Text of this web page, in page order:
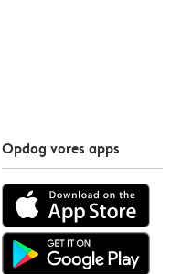
Opdag vores apps